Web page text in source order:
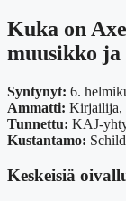
Kuka on
muusikko
Syntynyt: 6.
Ammatti: Kirjailija,
Tunnettu: KAJ-
Kustantamo:
Keskeisiä